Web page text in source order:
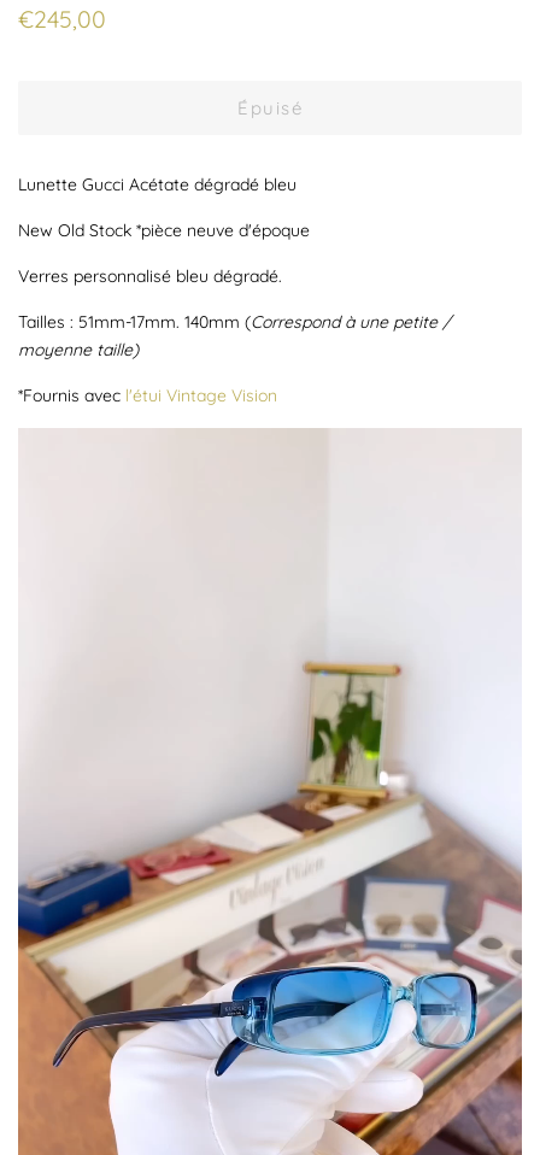
Prix
€245,00
Épuisé
Lunette Gucci Acétate dégradé bleu
New Old Stock *pièce neuve d'époque
Verres personnalisé bleu dégradé.
Tailles : 51mm-17mm. 140mm (Correspond à une petite /
moyenne taille)
*Fournis avec l'étui Vintage Vision